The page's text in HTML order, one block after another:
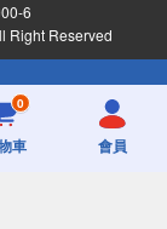
6
Right Reserved
0
車 會員